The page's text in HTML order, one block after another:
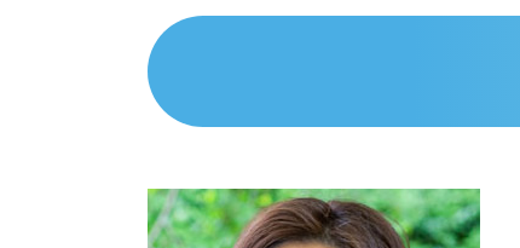
債務整理 種類
任意整理 返済期間 7年
個人再生 失敗 弁護士費用
相続 弁護士 沼津市
債務整理 弁護士 沼津市
相続 弁護士 三島市